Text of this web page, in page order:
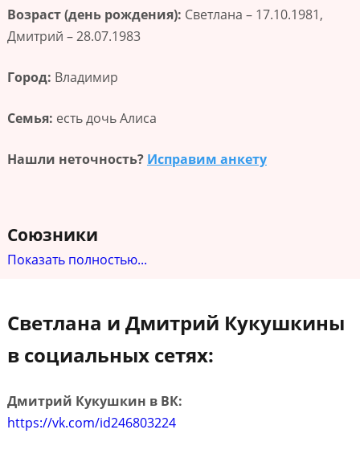
Возраст (день рождения): Светлана – 17.10.1981,
Дмитрий – 28.07.1983
Город: Владимир
Семья: есть дочь Алиса
Нашли неточность? Исправим анкету
Союзники
Показать полностью...
Светлана и Дмитрий Кукушкины
в социальных сетях:
Дмитрий Кукушкин в ВК:
https://vk.com/id246803224